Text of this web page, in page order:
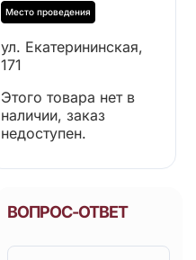
ул. Екатерининская,
171
Этого товара нет в
наличии, заказ
недоступен.
ВОПРОС-ОТВЕТ